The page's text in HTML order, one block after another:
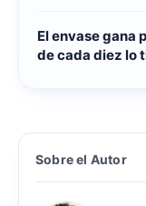
El envase gana
de cada diez lo
Sobre el Autor